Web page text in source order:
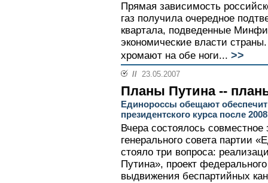
Прямая зависимость
газ получила очередное
квартала, подведенные
экономические власти
хромают на обе ноги... >>
// 23.05.2007
Планы Путина --
Единороссы обещают
президентского курса после
Вчера состоялось
генерального совета партии
стояло три вопроса:
Путина», проект
выдвижения беспартийных